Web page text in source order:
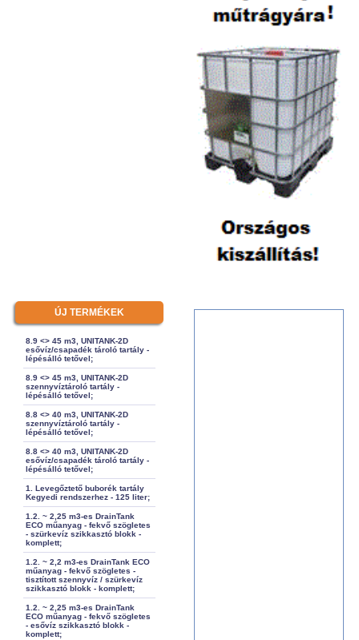
ÚJ TERMÉKEK
8.9 <> 45 m3, UNITANK-2D
esővíz/csapadék tároló tartály -
lépésálló tetővel;
8.9 <> 45 m3, UNITANK-2D
szennyvíztároló tartály -
lépésálló tetővel;
8.8 <> 40 m3, UNITANK-2D
szennyvíztároló tartály -
lépésálló tetővel;
8.8 <> 40 m3, UNITANK-2D
esővíz/csapadék tároló tartály -
lépésálló tetővel;
1. Levegőztető buborék tartály
Kegyedi rendszerhez - 125 liter;
1.2. ~ 2,25 m3-es DrainTank
ECO műanyag - fekvő szögletes
- szürkevíz szikkasztó blokk -
komplett;
1.2. ~ 2,2 m3-es DrainTank ECO
műanyag - fekvő szögletes -
tisztított szennyvíz / szürkevíz
szikkasztó blokk - komplett;
1.2. ~ 2,25 m3-es DrainTank
ECO műanyag - fekvő szögletes
- esővíz szikkasztó blokk -
komplett;